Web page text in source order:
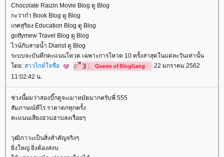
Chocolate Raizin Movie Blog ดู Blog
กะว่าก๋า Book Blog ดู Blog
เกศสุริยง Education Blog ดู Blog
goffymew Travel Blog ดู Blog
ไวน์กับสายน้ำ Diarist ดู Blog
ระบบจะบันทึกคะแนนโหวต เฉพาะการโหวต 10 ครั้งล่าสุดในแต่ละวันเท่านั้น
ดย: สาวไกด์ใจซื่อ
22 มกราคม 2562
11:02:42 น.
ช่วงนี้ผมว่าสองบิ๊กดูจะเมาหมัดมากครับพี่ 555
สัมภาษณ์ทีไร ราคาตกทุกครั้ง
คะแนนเสียงฮวบฮาบลงเรื่อยๆ
วุฒิภาวะเป็นสิ่งสำคัญจริงๆ
ิ่งใหญ่ ยิ่งต้องสงบ